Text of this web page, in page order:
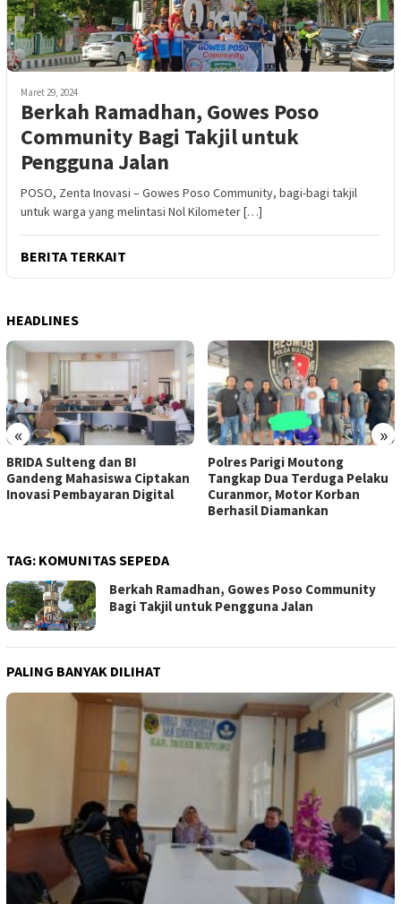
Maret 29, 2024
Berkah Ramadhan, Gowes Poso
Community Bagi Takjil untuk
Pengguna Jalan
POSO, Zenta Inovasi – Gowes Poso Community, bagi-bagi takjil
untuk warga yang melintasi Nol Kilometer […]
BERITA TERKAIT
HEADLINES
« »
BRIDA Sulteng dan BI
Gandeng Mahasiswa Ciptakan
Inovasi Pembayaran Digital
Polres Parigi Moutong
Tangkap Dua Terduga Pelaku
Curanmor, Motor Korban
Berhasil Diamankan
TAG: KOMUNITAS SEPEDA
Berkah Ramadhan, Gowes Poso Community
Bagi Takjil untuk Pengguna Jalan
PALING BANYAK DILIHAT